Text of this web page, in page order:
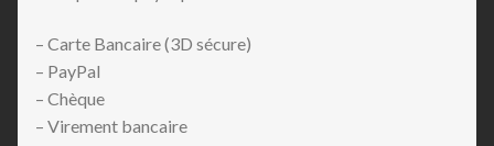
– Carte Bancaire (3D sécure)
– PayPal
– Chèque
– Virement bancaire